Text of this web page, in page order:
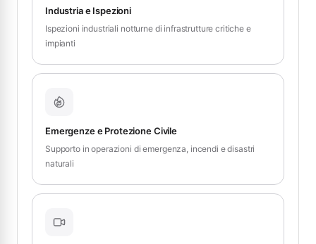
Industria e Ispezioni
Ispezioni industriali notturne di infrastrutture critiche e
impianti
Emergenze e Protezione Civile
Supporto in operazioni di emergenza, incendi e disastri
naturali